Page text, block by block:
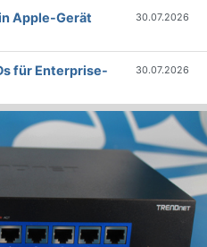
Apple-Gerät
30.07.2026
für Enterprise-
30.07.2026